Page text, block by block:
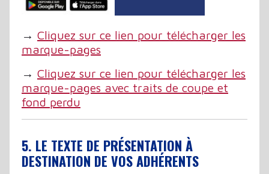
→ Cliquez sur ce lien pour télécharger les
marque-pages
→ Cliquez sur ce lien pour télécharger les
marque-pages avec traits de coupe et
fond perdu
5. LE TEXTE DE PRÉSENTATION À
DESTINATION DE VOS ADHÉRENTS